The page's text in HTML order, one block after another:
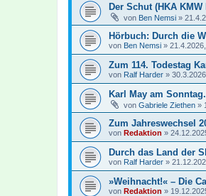
Der Schut (HKA KMW
von Ben Nemsi »
Hörbuch: Durch die
von Ben Nemsi »
Zum 114. Todestag
von Ralf Harder »
Karl May am
von Gabriele Ziethen »
Zum Jahreswechsel
von Redaktion »
Durch das Land der
von Ralf Harder »
»Weihnacht!« – Die
von Redaktion »